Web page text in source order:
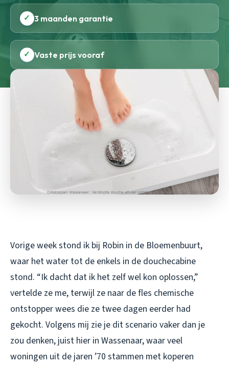
✓ 3 maanden garantie
✓ Vaste prijs vooraf
Vorige week stond ik bij Robin in de Bloemenbuurt,
waar het water tot de enkels in de douchecabine
stond. “Ik dacht dat ik het zelf wel kon oplossen,”
vertelde ze me, terwijl ze naar de fles chemische
ontstopper wees die ze twee dagen eerder had
gekocht. Volgens mij zie je dit scenario vaker dan je
zou denken, juist hier in Wassenaar, waar veel
woningen uit de jaren ’70 stammen met koperen